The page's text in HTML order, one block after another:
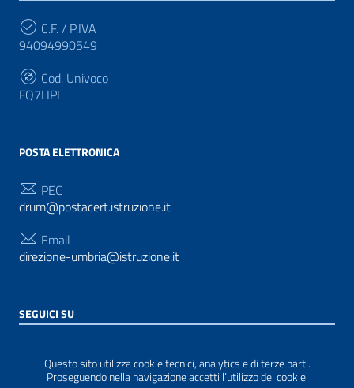
Questo sito utilizza cookie tecnici, analytics e di terze parti.
Proseguendo nella navigazione accetti l’utilizzo dei cookie.
C.F. / P.IVA
94094990549
Cod. Univoco
FQ7HPL
POSTA ELETTRONICA
PEC
drum@postacert.istruzione.it
Email
direzione-umbria@istruzione.it
SEGUICI SU
WordPress
|Tema grafico ItaliaWP2 | Basato sul